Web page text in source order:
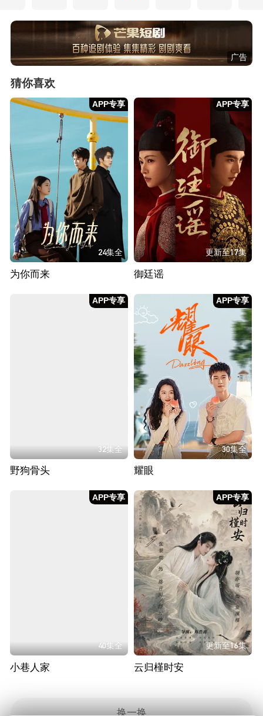
广告
猜你喜欢
APP专享
24集全
为你而来
APP专享
更新至17集
御廷谣
APP专享
32集全
野狗骨头
APP专享
30集全
耀眼
APP专享
40集全
小巷人家
APP专享
更新至16集
云归槿时安
换一换